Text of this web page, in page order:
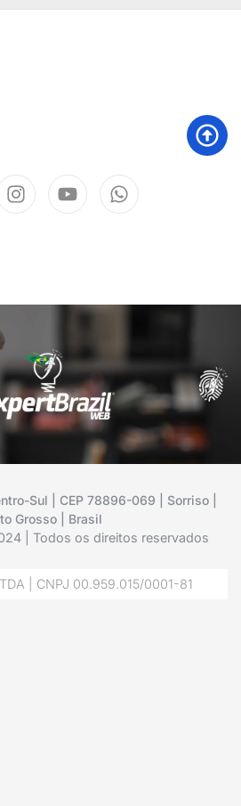
Sul | CEP 78896-069 | Sorriso |
Grosso | Brasil
| Todos os direitos reservados
| CNPJ 00.959.015/0001-81